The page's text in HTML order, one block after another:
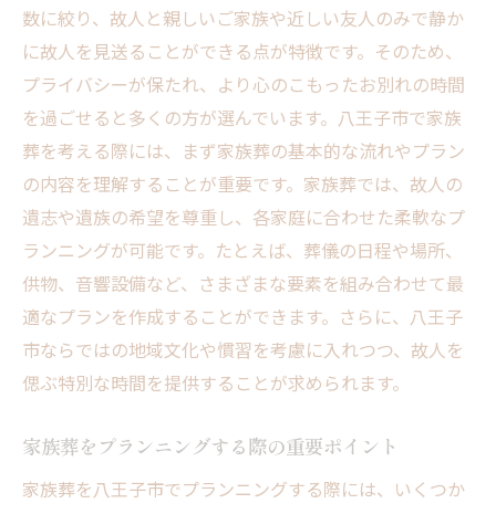
数に絞り、故人と親しいご家族や近しい友人のみで静か
に故人を見送ることができる点が特徴です。そのため、
プライバシーが保たれ、より心のこもったお別れの時間
を過ごせると多くの方が選んでいます。八王子市で家族
葬を考える際には、まず家族葬の基本的な流れやプラン
の内容を理解することが重要です。家族葬では、故人の
遺志や遺族の希望を尊重し、各家庭に合わせた柔軟なプ
ランニングが可能です。たとえば、葬儀の日程や場所、
供物、音響設備など、さまざまな要素を組み合わせて最
適なプランを作成することができます。さらに、八王子
市ならではの地域文化や慣習を考慮に入れつつ、故人を
偲ぶ特別な時間を提供することが求められます。
家族葬をプランニングする際の重要ポイント
家族葬を八王子市でプランニングする際には、いくつか